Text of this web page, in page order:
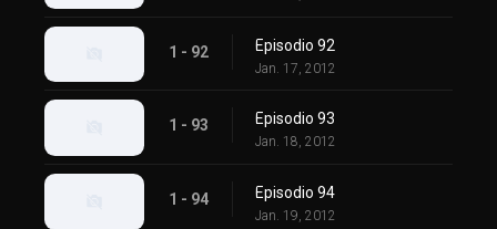
1 - 92 Episodio 92
Jan. 17, 2012
1 - 93 Episodio 93
Jan. 18, 2012
1 - 94 Episodio 94
Jan. 19, 2012